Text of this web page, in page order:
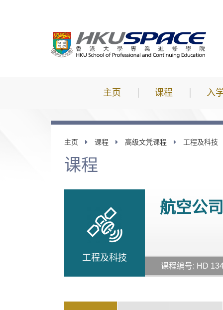
主页 课程 入
主页 课程 高级文凭课程 工程及科技
课程
工程及科技
航空公
课程编号: HD